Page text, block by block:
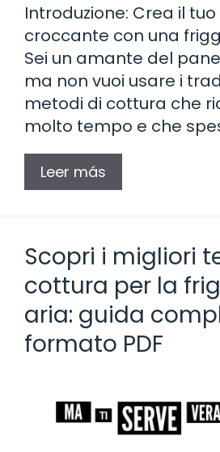
Introduzione: Crea il
croccante con una
Sei un amante del
ma non vuoi usare i
metodi di cottura che
molto tempo e che
Leer más
Scopri i migliori
cottura per la
aria: guida
formato PDF